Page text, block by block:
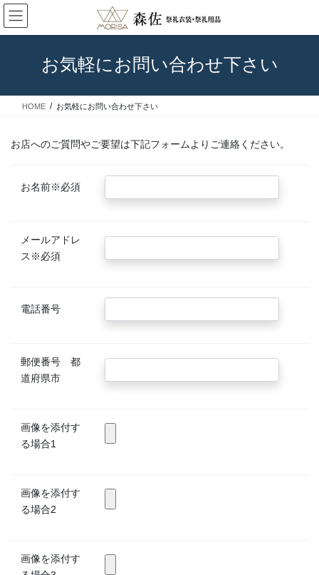
コ
ン
テ
移
ナ
ビ
ゲ
ン
お気軽にお問い合わせ下さい
HOME お気軽にお問い合わせ下さい
お店へのご質問やご要望は下記フォームよりご連絡ください。
お名前※必須
メールアドレ
ス ※必須
電話番号
郵便番号 都
道府県市
画像を添付す
る場合1
画像を添付す
る場合2
画像を添付す
◆エリアでみる石川のお祭り
リコ祭り」、輪島市「名舟大祭」
を練り歩きます。豪快な宇出津の「あばれ祭り」が特に有名。